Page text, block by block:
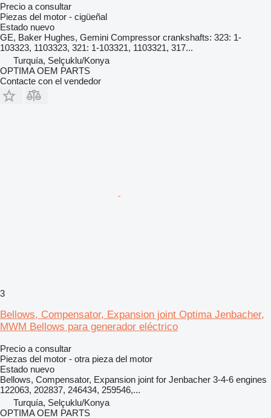
Precio a consultar
Piezas del motor - cigüeñal
Estado nuevo
GE, Baker Hughes, Gemini Compressor crankshafts: 323: 1-
103323, 1103323, 321: 1-103321, 1103321, 317...
Turquía, Selçuklu/Konya
OPTIMA OEM PARTS
Contacte con el vendedor
3
Bellows, Compensator, Expansion joint Optima Jenbacher,
MWM Bellows para generador eléctrico
Precio a consultar
Piezas del motor - otra pieza del motor
Estado nuevo
Bellows, Compensator, Expansion joint for Jenbacher 3-4-6 engines
122063, 202837, 246434, 259546,...
Turquía, Selçuklu/Konya
OPTIMA OEM PARTS